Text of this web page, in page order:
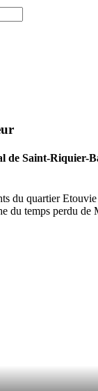
de Saint-Riquier-
du quartier
du temps perdu de